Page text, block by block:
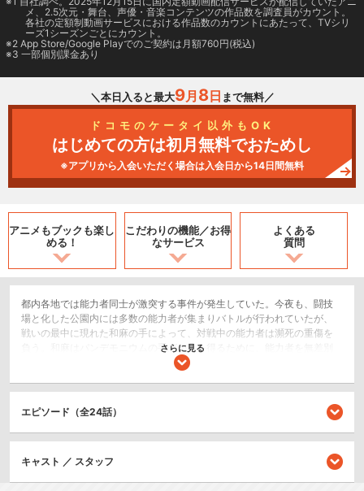
メ、2.5次元・舞台、声優・音楽コンテンツの作品数を調査員がカウント。
各社の定額制動画サービスにおける作品数のカウントにあたって、TVシリ
ーズ1シーズンごとにカウント。
2 App Store/Google Playでのご契約は月額760円(税込)
3 一部個別課金あり
＼本日入ると最大9月 8日 まで無料／
ドコモのケータイ以外もOK
はじめての方は初月無料でおためし
※アプリから入会いただく場合は入会日から14日間無料
アニメもブックも楽し
める！
こだわりの機能／お得
なサービス
よくある
質問
都内各地では能力者同士が激突する事件が発生していた。今夜も、闘技
場と化した公園内には多数の能力者が集まりバトルが行われていたが、
戦いの最中に現れた和麻の手によって、対戦中の能力者は瀕死の重傷を
負う。和麻はパンデモニウムの手がかりを得るために、能力者を無差別
アクション/バトル
SF/ファンタジー
さらに見る
閉じる
エピソード（全24話）
キャスト ／ スタッフ